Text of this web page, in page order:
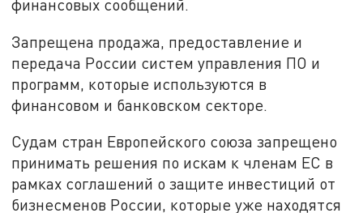
финансовых сообщений.
Запрещена продажа, предоставление и
передача России систем управления ПО и
программ, которые используются в
финансовом и банковском секторе.
Судам стран Европейского союза запрещено
принимать решения по искам к членам ЕС в
рамках соглашений о защите инвестиций от
бизнесменов России, которые уже находятся